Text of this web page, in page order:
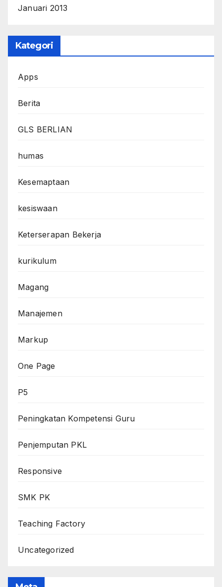
Januari 2013
Kategori
Apps
Berita
GLS BERLIAN
humas
Kesemaptaan
kesiswaan
Keterserapan Bekerja
kurikulum
Magang
Manajemen
Markup
One Page
P5
Peningkatan Kompetensi Guru
Penjemputan PKL
Responsive
SMK PK
Teaching Factory
Uncategorized